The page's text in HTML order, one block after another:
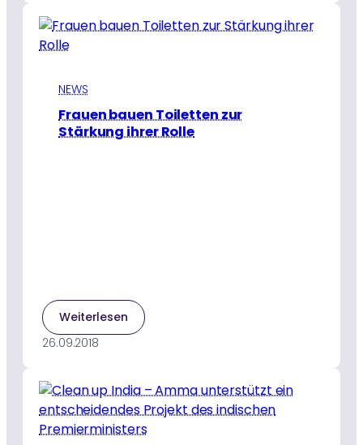
betont
die
Überschwemmungen
in
Kerala
NEWS
Frauen bauen Toiletten zur
Stärkung ihrer Rolle
Weiterlesen:
Frauen
zur
Stärkung
ihrer
Rolle
26.09.2018